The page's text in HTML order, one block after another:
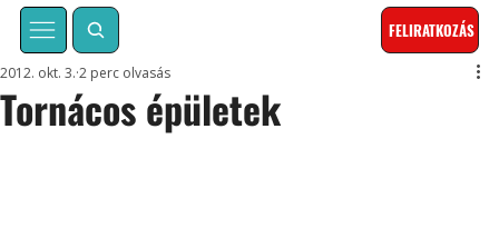
FELIRATKOZÁS
Tornácos épületek
2012. okt. 3. 2 perc olvasás